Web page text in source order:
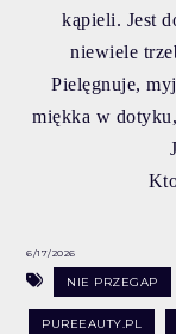
kąpieli. Jest
niewiele
Pielęgnuje,
miękka w
6/17/2026
NIE PRZEGAP
PUREEAUTY.PL